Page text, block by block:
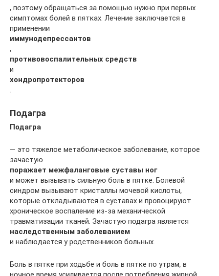
, поэтому обращаться за помощью нужно при первых
симптомах болей в пятках. Лечение заключается в
применении
иммунодепрессантов
,
противовоспалительных средств
и
хондропротекторов
.
Подагра
Подагра
— это тяжелое метаболическое заболевание, которое
зачастую
поражает межфаланговые суставы ног
и может вызывать сильную боль в пятке. Болевой
синдром вызывают кристаллы мочевой кислоты,
которые откладываются в суставах и провоцируют
хроническое воспаление из-за механической
травматизации тканей. Зачастую подагра является
наследственным заболеванием
и наблюдается у родственников больных.
Боль в пятке при ходьбе и боль в пятке по утрам, в